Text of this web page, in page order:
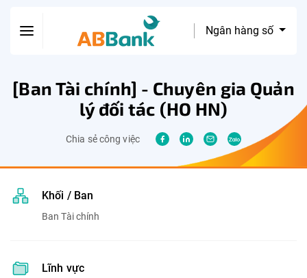
Ngân hàng số
[Ban Tài chính] - Chuyên gia Quản
lý đối tác (HO HN)
Chia sẻ công việc
Khối / Ban
Ban Tài chính
Lĩnh vực